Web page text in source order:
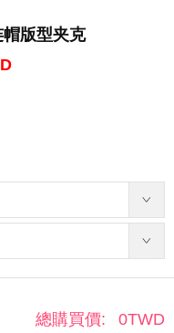
版型夹克
總購買價: 0TWD